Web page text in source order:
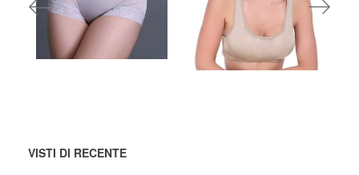
Vedi tutte le
DKK
Vedi tutte le
VISTI DI RECENTE